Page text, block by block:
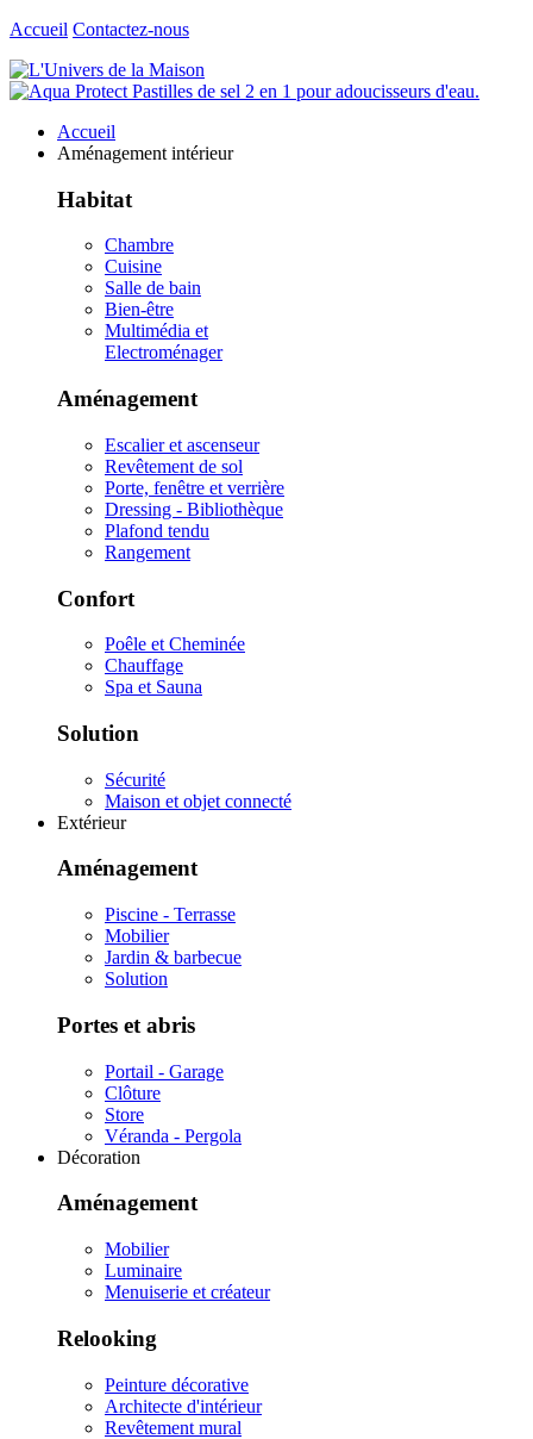
Accueil Contactez-nous
Accueil
Aménagement intérieur
Habitat
Chambre
Cuisine
Salle de bain
Bien-être
Multimédia et
Electroménager
Aménagement
Escalier et ascenseur
Revêtement de sol
Porte, fenêtre et verrière
Dressing - Bibliothèque
Plafond tendu
Rangement
Confort
Poêle et Cheminée
Chauffage
Spa et Sauna
Solution
Sécurité
Maison et objet connecté
Extérieur
Aménagement
Piscine - Terrasse
Mobilier
Jardin & barbecue
Solution
Portes et abris
Portail - Garage
Clôture
Store
Véranda - Pergola
Décoration
Aménagement
Mobilier
Luminaire
Menuiserie et créateur
Relooking
Peinture décorative
Architecte d'intérieur
Revêtement mural